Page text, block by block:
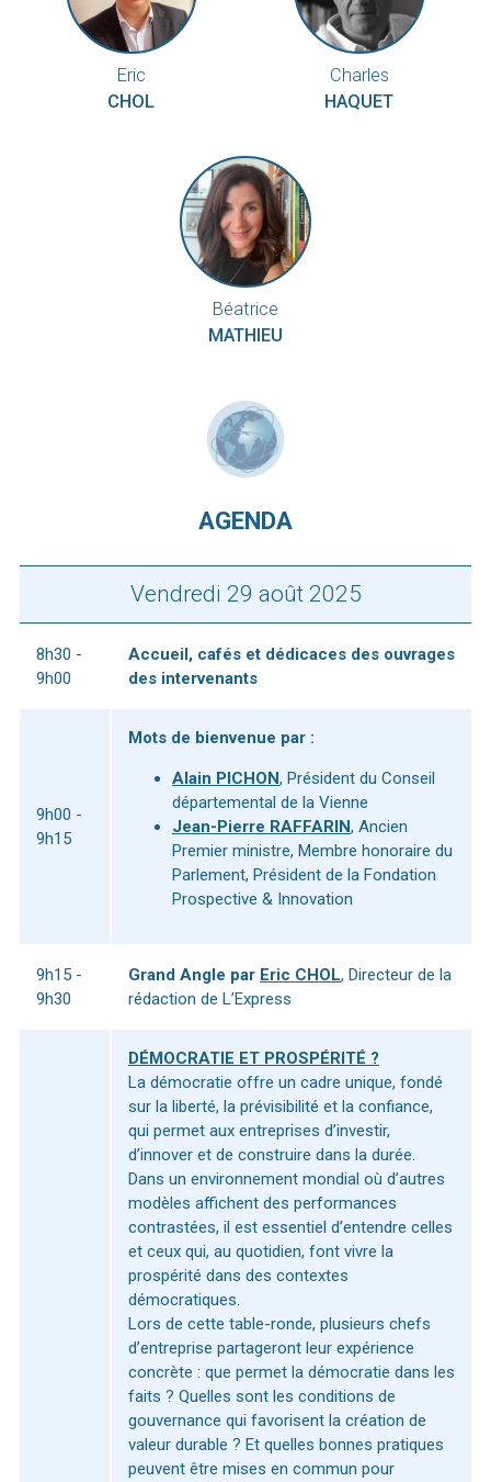
Eric
CHOL
Charles
HAQUET
Béatrice
MATHIEU
AGENDA
Vendredi 29 août 2025
8h30 -
9h00
Accueil, cafés et dédicaces des ouvrages
des intervenants
9h00 -
9h15
Mots de bienvenue par :
Alain PICHON, Président du Conseil
départemental de la Vienne
Jean-Pierre RAFFARIN, Ancien
Premier ministre, Membre honoraire du
Parlement, Président de la Fondation
Prospective & Innovation
9h15 -
9h30
Grand Angle par Eric CHOL, Directeur de la
rédaction de L’Express
DÉMOCRATIE ET PROSPÉRITÉ ?
La démocratie offre un cadre unique, fondé
sur la liberté, la prévisibilité et la confiance,
qui permet aux entreprises d’investir,
d’innover et de construire dans la durée.
Dans un environnement mondial où d’autres
modèles affichent des performances
contrastées, il est essentiel d’entendre celles
et ceux qui, au quotidien, font vivre la
prospérité dans des contextes
démocratiques.
Lors de cette table-ronde, plusieurs chefs
d’entreprise partageront leur expérience
concrète : que permet la démocratie dans les
faits ? Quelles sont les conditions de
gouvernance qui favorisent la création de
valeur durable ? Et quelles bonnes pratiques
peuvent être mises en commun pour